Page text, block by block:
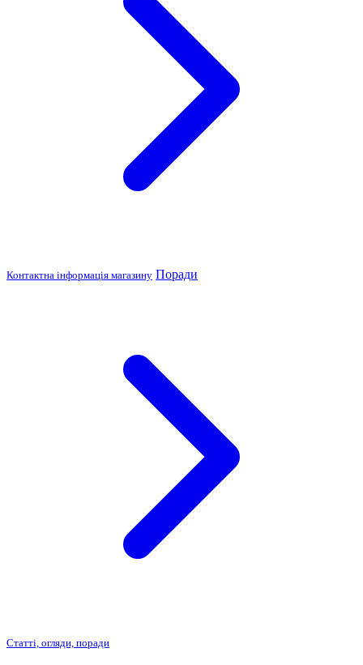
Контактна інформація магазину Поради
Статті, огляди, поради